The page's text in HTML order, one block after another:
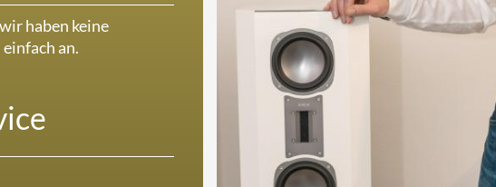
haben keine
an.